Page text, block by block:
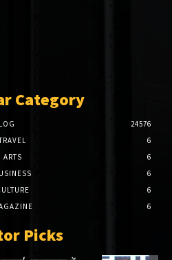
Category
24576
6
ARTS
6
6
6
6
Picks